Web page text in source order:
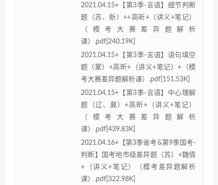
2021.04.15+【第3季-言语】细节判断
题（苏、新）++高昕+（讲义+笔记）
（模考大赛差异题解析
课）.pdf[240.19K]
2021.04.15+【第3季-言语】语句填空
题（蒙）+高昕+（讲义+笔记）+（模
考大赛差异题解析课）.pdf[151.53K]
2021.04.15+【第3季-言语】中心理解
题（辽、冀）+高昕+（讲义+笔记）
（模考大赛差异题解析
课）.pdf[439.83K]
2021.04.16+【第3季省考&第9季国考-
判断】国考地市级差异题（苏）+魏倩
+（讲义+笔记）（模考差异题解析
课）.pdf[322.98K]